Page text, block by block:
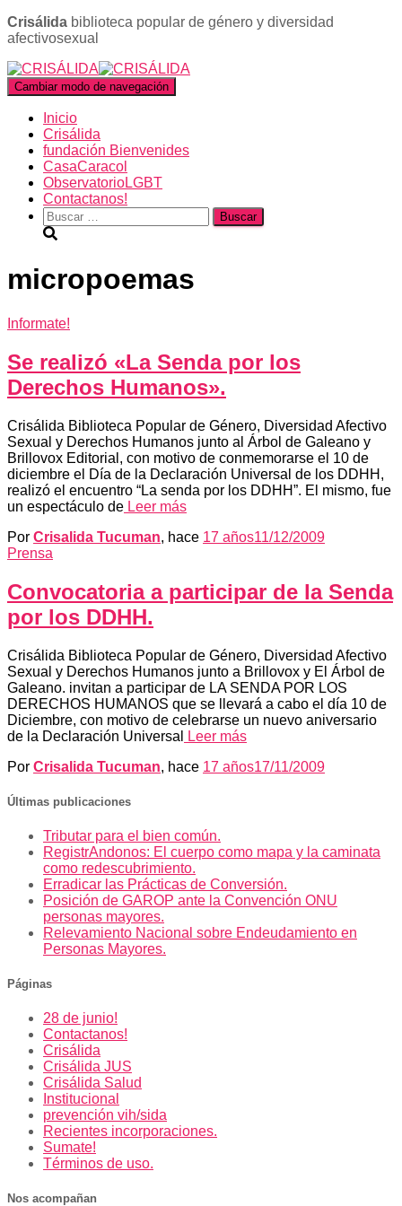
Crisálida biblioteca popular de género y diversidad
afectivosexual
Cambiar modo de navegación
Inicio
Crisálida
fundación Bienvenides
CasaCaracol
ObservatorioLGBT
Contactanos!
Buscar:
micropoemas
Informate!
Se realizó «La Senda por los
Derechos Humanos».
Crisálida Biblioteca Popular de Género, Diversidad Afectivo
Sexual y Derechos Humanos junto al Árbol de Galeano y
Brillovox Editorial, con motivo de conmemorarse el 10 de
diciembre el Día de la Declaración Universal de los DDHH,
realizó el encuentro “La senda por los DDHH”. El mismo, fue
un espectáculo de Leer más
Por Crisalida Tucuman, hace 17 años11/12/2009
Prensa
Convocatoria a participar de la Senda
por los DDHH.
Crisálida Biblioteca Popular de Género, Diversidad Afectivo
Sexual y Derechos Humanos junto a Brillovox y El Árbol de
Galeano. invitan a participar de LA SENDA POR LOS
DERECHOS HUMANOS que se llevará a cabo el día 10 de
Diciembre, con motivo de celebrarse un nuevo aniversario
de la Declaración Universal
Leer más
Por Crisalida Tucuman, hace 17 años17/11/2009
Últimas publicaciones
Tributar para el bien común.
RegistrAndonos: El cuerpo como mapa y la caminata
como redescubrimiento.
Erradicar las Prácticas de Conversión.
Posición de GAROP ante la Convención ONU
personas mayores.
Relevamiento Nacional sobre Endeudamiento en
Personas Mayores.
Páginas
28 de junio!
Contactanos!
Crisálida
Crisálida JUS
Crisálida Salud
Institucional
prevención vih/sida
Recientes incorporaciones.
Sumate!
Términos de uso.
Nos acompañan